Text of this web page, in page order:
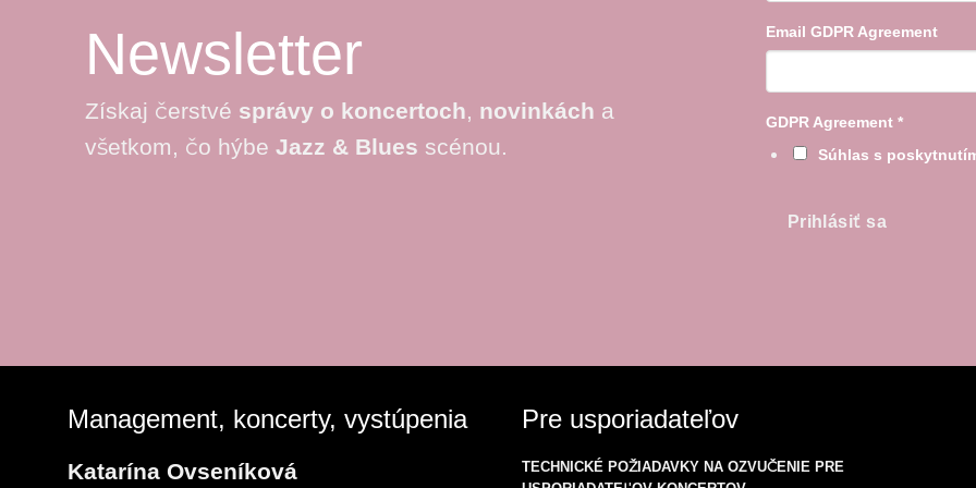
Newsletter
Získaj čerstvé správy o koncertoch, novinkách a
všetkom, čo hýbe Jazz & Blues scénou.
Email GDPR Agreement
GDPR Agreement *
Súhlas s
Prihlásiť sa
Management, koncerty, vystúpenia
Katarína Ovseníková
Pre usporiadateľov
TECHNICKÉ POŽIADAVKY NA OZVUČENIE PRE